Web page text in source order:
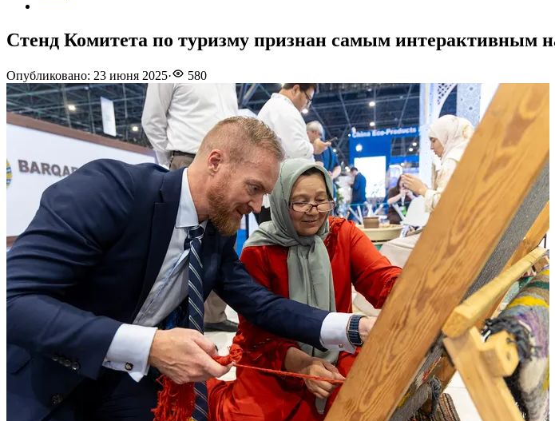
Стенд Комитета по туризму признан самым интерактивным
Опубликовано: 23 июня 2025· 580